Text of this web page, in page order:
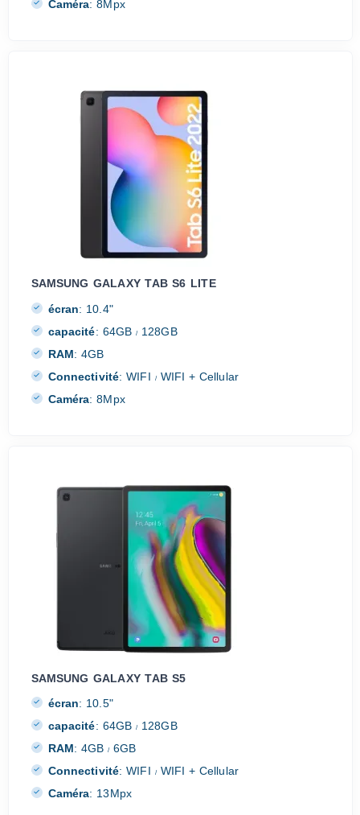
Caméra: 8Mpx
SAMSUNG GALAXY TAB S6 LITE
écran: 10.4"
capacité: 64GB/ 128GB
RAM: 4GB
Connectivité: WIFI /WIFI + Cellular
Caméra: 8Mpx
SAMSUNG GALAXY TAB S5
écran: 10.5"
capacité: 64GB/ 128GB
RAM: 4GB/ 6GB
Connectivité: WIFI /WIFI + Cellular
Caméra: 13Mpx